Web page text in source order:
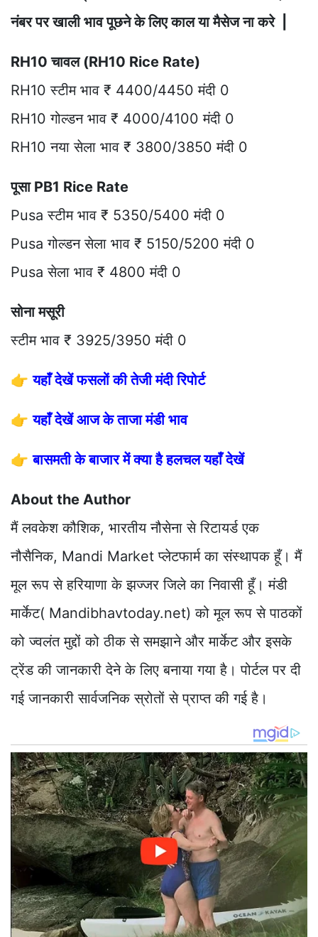
नंबर पर खाली भाव पूछने के लिए काल या मैसेज ना करे |
RH10 चावल (RH10 Rice Rate)
RH10 स्टीम भाव ₹ 4400/4450 मंदी 0
RH10 गोल्डन भाव ₹ 4000/4100 मंदी 0
RH10 नया सेला भाव ₹ 3800/3850 मंदी 0
पूसा PB1 Rice Rate
Pusa स्टीम भाव ₹ 5350/5400 मंदी 0
Pusa गोल्डन सेला भाव ₹ 5150/5200 मंदी 0
Pusa सेला भाव ₹ 4800 मंदी 0
सोना मसूरी
स्टीम भाव ₹ 3925/3950 मंदी 0
👉यहाँ देखें फसलों की तेजी मंदी रिपोर्ट
👉यहाँ देखें आज के ताजा मंडी भाव
👉बासमती के बाजार में क्या है हलचल यहाँ देखें
About the Author
मैं लवकेश कौशिक, भारतीय नौसेना से रिटायर्ड एक
नौसैनिक, Mandi Market प्लेटफार्म का संस्थापक हूँ। मैं
मूल रूप से हरियाणा के झज्जर जिले का निवासी हूँ। मंडी
मार्केट( Mandibhavtoday.net) को मूल रूप से पाठकों
को ज्वलंत मुद्दों को ठीक से समझाने और मार्केट और इसके
ट्रेंड की जानकारी देने के लिए बनाया गया है। पोर्टल पर दी
गई जानकारी सार्वजनिक स्रोतों से प्राप्त की गई है।